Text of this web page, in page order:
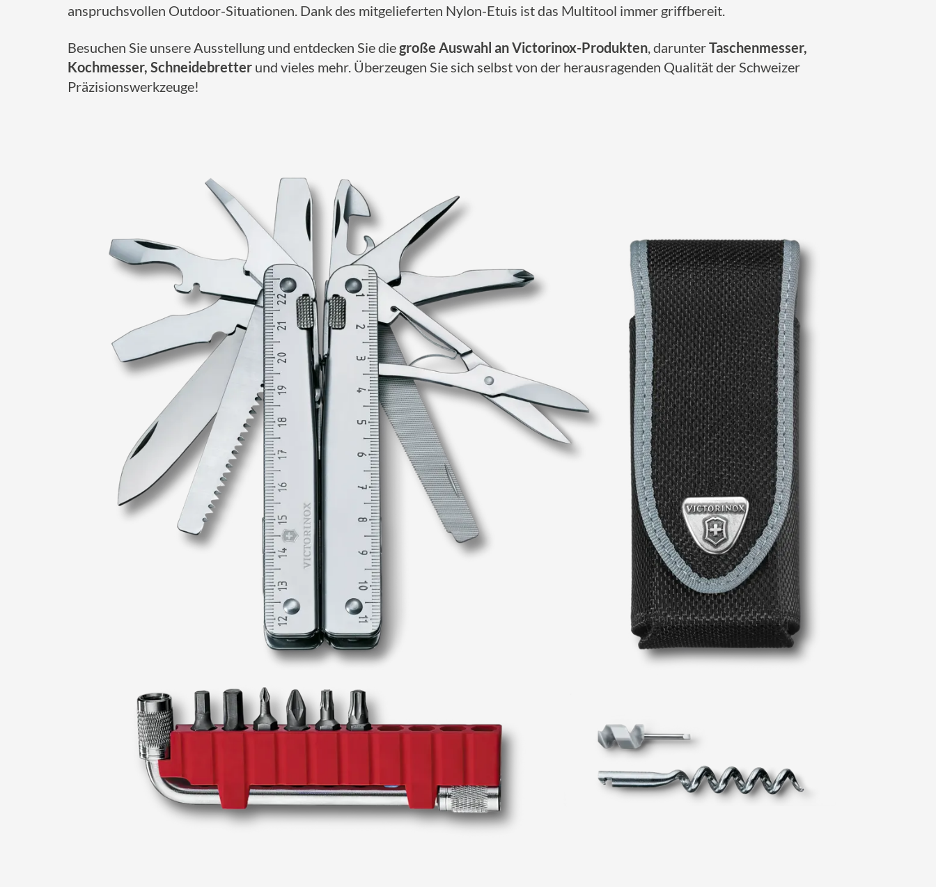
anspruchsvollen Outdoor-Situationen. Dank des mitgelieferten Nylon-Etuis ist das Multitool immer griffbereit.
Besuchen Sie unsere Ausstellung und entdecken Sie diegroße Auswahl an Victorinox-Produkten, darunterTaschenmesser,
Kochmesser, Schneidebretter und vieles mehr. Überzeugen Sie sich selbst von der herausragenden Qualität der Schweizer
Präzisionswerkzeuge!